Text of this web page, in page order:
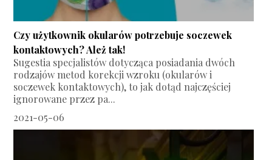
Czy użytkownik okularów potrzebuje soczewek
kontaktowych? Ależ tak!
Sugestia specjalistów dotycząca posiadania dwóch
rodzajów metod korekcji wzroku (okularów i
soczewek kontaktowych), to jak dotąd najczęściej
ignorowane przez pa...
2021-05-06